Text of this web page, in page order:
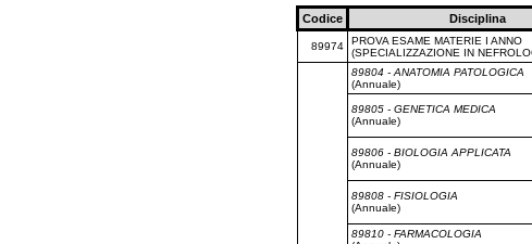
Codice Disciplina
89974
PROVA ESAME MATERIE I ANNO
(SPECIALIZZAZIONE IN
89804 - ANATOMIA PATOLOGICA
(Annuale)
89805 - GENETICA MEDICA
(Annuale)
89806 - BIOLOGIA APPLICATA
(Annuale)
89808 - FISIOLOGIA
(Annuale)
89810 - FARMACOLOGIA